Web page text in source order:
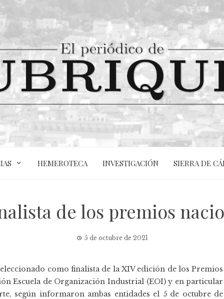
HEMEROTECA INVESTIGACIÓN SIERRA DE
de los premios
5 de octubre de 2021
como finalista de la XIV edición de losPremios
Escuela de Organización Industrial (EOI) y en particular
según informaron ambas entidades el 5 de octubre de